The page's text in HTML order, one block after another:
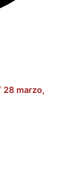
28 marzo,